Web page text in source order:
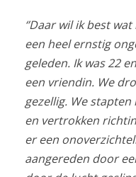
‘’Daar wil ik best
een heel ernstig
geleden. Ik was 22
een vriendin. We
gezellig. We
en vertrokken
er een
aangereden door